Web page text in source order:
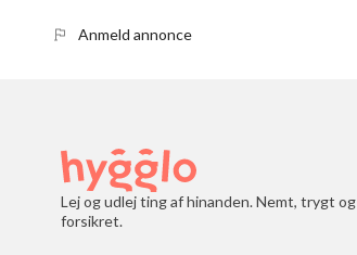
Anmeld annonce
Lej og udlej ting af hinanden. Nemt, trygt og
forsikret.